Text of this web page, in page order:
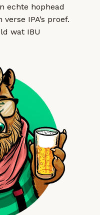
echte hophead
IPA’s proef.
wat IBU